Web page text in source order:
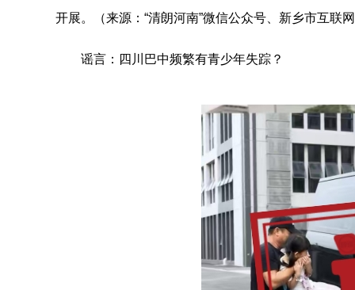
开展。（来源：“清朗河南”微信公众号、新乡市互联
谣言：四川巴中频繁有青少年失踪？